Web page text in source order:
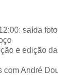
saída
e edição
com André